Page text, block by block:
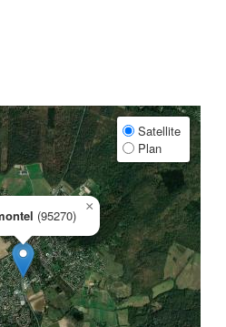
(95270)
×
Satellite
Plan